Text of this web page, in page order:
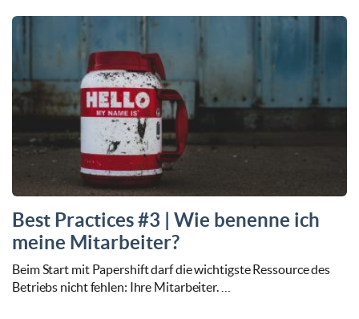
Best Practices #3 | Wie benenne ich
meine Mitarbeiter?
Beim Start mit Papershift darf die wichtigste Ressource des
Betriebs nicht fehlen: Ihre Mitarbeiter. …